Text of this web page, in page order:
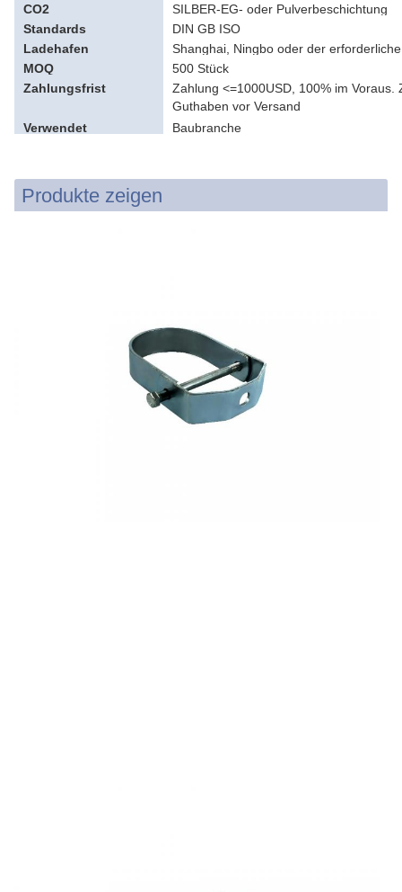
CO2
SILBER-EG- oder Pulverbeschichtung
Standards
DIN GB ISO
Ladehafen
Shanghai, Ningbo oder der
MOQ
500 Stück
Zahlungsfrist
Zahlung <=1000USD, 100% im
Guthaben vor Versand
Verwendet
Baubranche
Produkte zeigen